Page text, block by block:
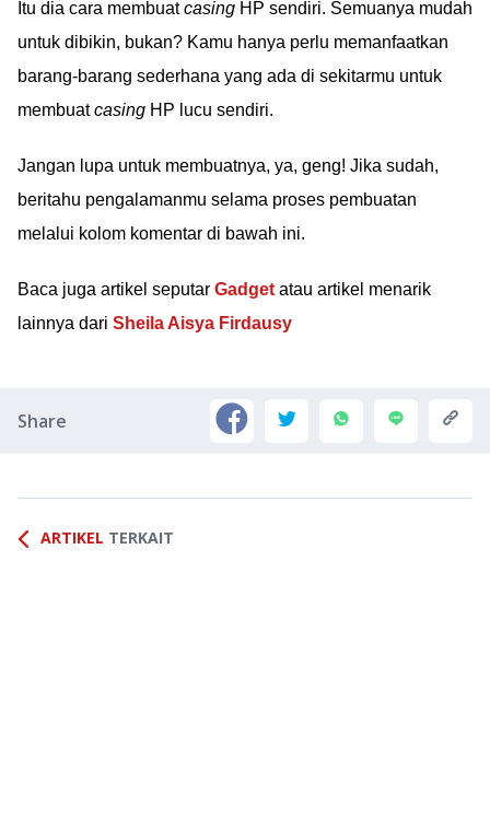
Itu dia cara membuatcasing HP sendiri. Semuanya mudah
untuk dibikin, bukan? Kamu hanya perlu memanfaatkan
barang-barang sederhana yang ada di sekitarmu untuk
membuatcasing HP lucu sendiri.
Jangan lupa untuk membuatnya, ya, geng! Jika sudah,
beritahu pengalamanmu selama proses pembuatan
melalui kolom komentar di bawah ini.
Baca juga artikel seputar Gadget atau artikel menarik
lainnya dari Sheila Aisya Firdausy
Share
ARTIKEL TERKAIT